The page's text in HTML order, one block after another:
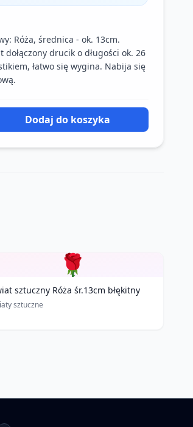
Róża, średnica - ok. 13cm.
dołączony drucik o długości ok. 26
łatwo się wygina. Nabija się
Dodaj do koszyka
🌹
sztuczny Róża śr.13cm błękitny
sztuczne